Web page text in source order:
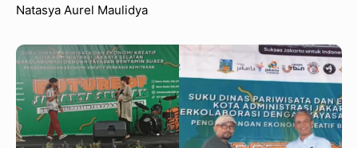
Natasya Aurel Maulidya